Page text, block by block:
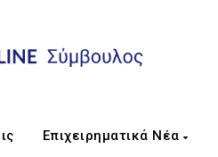
Επιχειρηματικά Νέα